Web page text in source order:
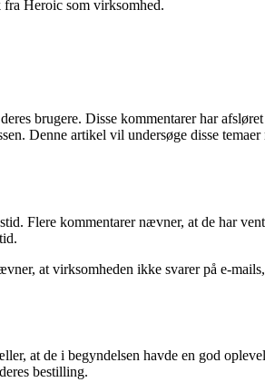
Heroic som virksomhed.
brugere. Disse kommentarer har
Denne artikel vil undersøge disse
Flere kommentarer nævner, at de har
at virksomheden ikke svarer på e-
at de i begyndelsen havde en god
bestilling.